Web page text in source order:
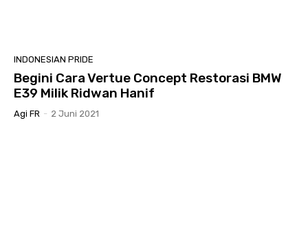
INDONESIAN PRIDE
Begini Cara Vertue Concept Restorasi BMW
E39 Milik Ridwan Hanif
Agi FR - 2 Juni 2021